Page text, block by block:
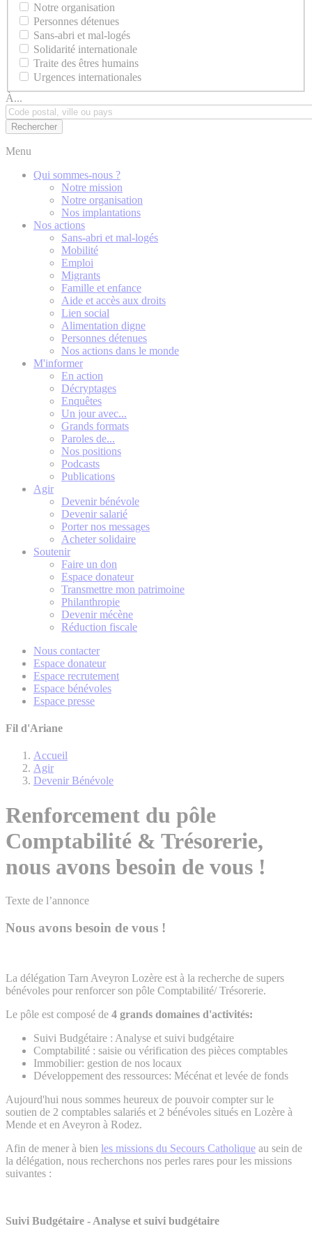
Notre organisation
Personnes détenues
Sans-abri et mal-logés
Solidarité internationale
Traite des êtres humains
Urgences internationales
À...
Menu
Qui sommes-nous ?
Notre mission
Notre organisation
Nos implantations
Nos actions
Sans-abri et mal-logés
Mobilité
Emploi
Migrants
Famille et enfance
Aide et accès aux droits
Lien social
Alimentation digne
Personnes détenues
Nos actions dans le monde
M'informer
En action
Décryptages
Enquêtes
Un jour avec...
Grands formats
Paroles de...
Nos positions
Podcasts
Publications
Agir
Devenir bénévole
Devenir salarié
Porter nos messages
Acheter solidaire
Soutenir
Faire un don
Espace donateur
Transmettre mon patrimoine
Philanthropie
Devenir mécène
Réduction fiscale
Nous contacter
Espace donateur
Espace recrutement
Espace bénévoles
Espace presse
Fil d'Ariane
Accueil
Agir
Devenir Bénévole
Renforcement du pôle
Comptabilité & Trésorerie,
nous avons besoin de vous !
Texte de l’annonce
Nous avons besoin de vous !
La délégation Tarn Aveyron Lozère est à la recherche de supers
bénévoles pour renforcer son pôle Comptabilité/ Trésorerie.
Le pôle est composé de 4 grands domaines d'activités:
Suivi Budgétaire : Analyse et suivi budgétaire
Comptabilité : saisie ou vérification des pièces comptables
Immobilier: gestion de nos locaux
Développement des ressources: Mécénat et levée de fonds
Aujourd'hui nous sommes heureux de pouvoir compter sur le
soutien de 2 comptables salariés et 2 bénévoles situés en Lozère à
Mende et en Aveyron à Rodez.
Afin de mener à bien les missions du Secours Catholique au sein de
la délégation, nous recherchons nos perles rares pour les missions
suivantes :
Suivi Budgétaire - Analyse et suivi budgétaire